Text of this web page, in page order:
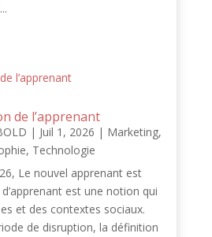
de l’apprenant
| Juil 1, 2026 | Marketing,
, Technologie
Le nouvel apprenant est
est une notion qui
et des contextes sociaux.
de disruption, la définition